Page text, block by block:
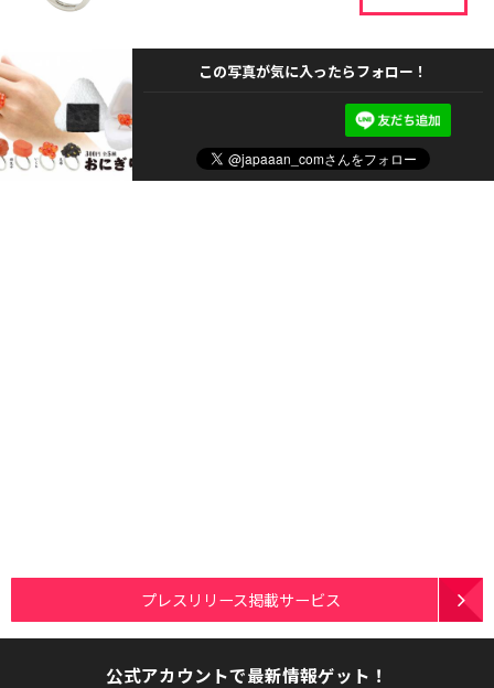
この写真が気に入ったらフォロー！
プレスリリース掲載サービス
公式アカウントで最新情報ゲット！